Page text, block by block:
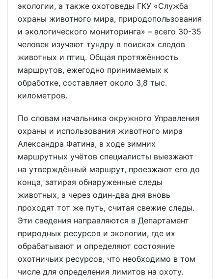
экологии, а также охотоведы ГКУ «Служба
охраны животного мира, природопользования
и экологического мониторинга» – всего 30-35
человек изучают тундру в поисках следов
животных и птиц. Общая протяжённость
маршрутов, ежегодно принимаемых к
обработке, составляет около 3,8 тыс.
километров.
По словам начальника окружного Управления
охраны и использования животного мира
Александра Фатина, в ходе зимних
маршрутных учётов специалисты выезжают
на утверждённый маршрут, проезжают его до
конца, затирая обнаруженные следы
животных, а через один-два дня вновь
проходят тот же путь, считая свежие следы.
Эти сведения направляются в Департамент
природных ресурсов и экологии, где их
обрабатывают и определяют состояние
охотничьих ресурсов, что необходимо в том
числе для определения лимитов на охоту.